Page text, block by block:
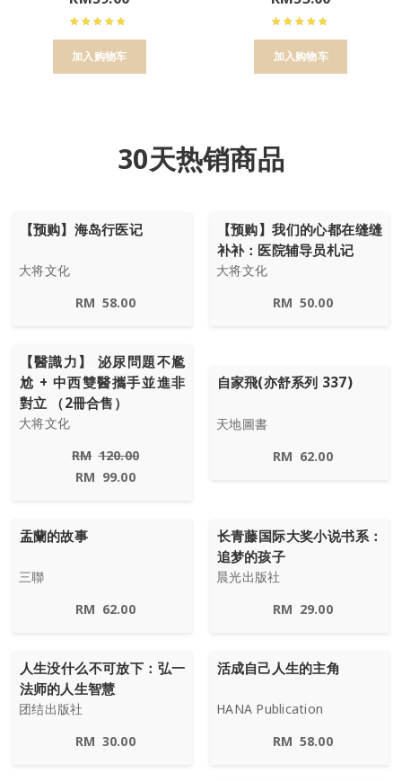
加入购物车 加入购物车
30天热销商品
【预购】海岛行医记
大将文化
RM 58.00
【预购】我们的心都在缝缝
补补：医院辅导员札记
大将文化
RM 50.00
【醫識力】 泌尿問題不尷
尬 + 中西雙醫攜手並進非
對立 （2冊合售）
大将文化
RM 120.00
RM 99.00
自家飛(亦舒系列 337)
天地圖書
RM 62.00
盂蘭的故事
三聯
RM 62.00
长青藤国际大奖小说书系：
追梦的孩子
晨光出版社
RM 29.00
人生没什么不可放下：弘一
法师的人生智慧
团结出版社
RM 30.00
活成自己人生的主角
HANA Publication
RM 58.00